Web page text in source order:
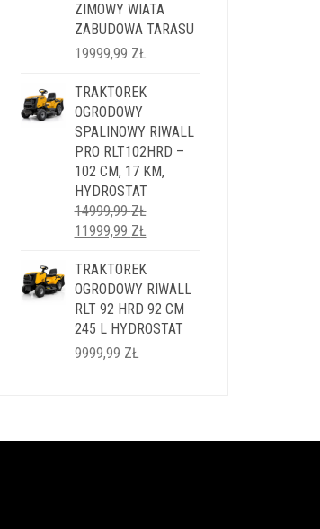
ZIMOWY WIATA
ZABUDOWA TARASU
19999,99 ZŁ
TRAKTOREK
OGRODOWY
SPALINOWY RIWALL
PRO RLT102HRD –
102 CM, 17 KM,
HYDROSTAT
14999,99ZŁ
PIERWOTNA
WYNOSIŁA:
14999,99 ZŁ.
11999,99 ZŁAKTUALNA
WYNOSI:
11999,99 ZŁ.
TRAKTOREK
OGRODOWY RIWALL
RLT 92 HRD 92 CM
245 L HYDROSTAT
9999,99 ZŁ